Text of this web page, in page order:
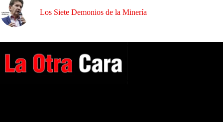
Los Siete Demonios de la Minería